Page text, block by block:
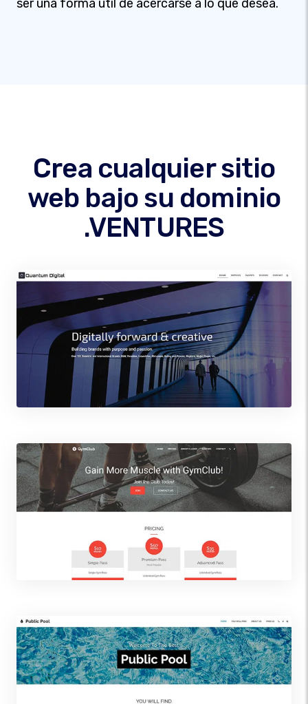
ser una forma útil de acercarse a lo que desea.
Crea cualquier sitio
web bajo su dominio
.VENTURES